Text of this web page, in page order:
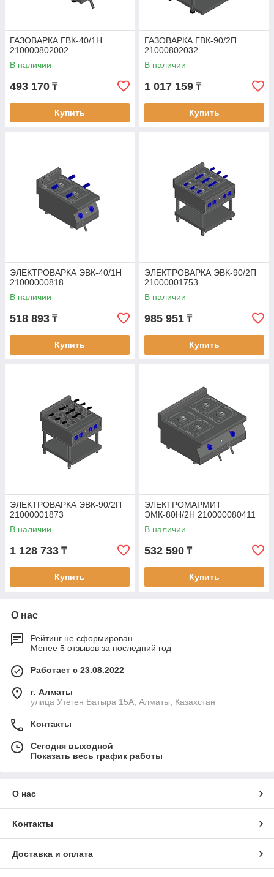
ГАЗОВАРКА ГВК-40/1Н
210000802002
В наличии
493 170 ₸
Купить
ГАЗОВАРКА ГВК-90/2П
21000802032
В наличии
1 017 159 ₸
Купить
ЭЛЕКТРОВАРКА ЭВК-40/1Н
21000000818
В наличии
518 893 ₸
Купить
ЭЛЕКТРОВАРКА ЭВК-90/2П
21000001753
В наличии
985 951 ₸
Купить
ЭЛЕКТРОВАРКА ЭВК-90/2П
21000001873
В наличии
1 128 733 ₸
Купить
ЭЛЕКТРОМАРМИТ
ЭМК-80Н/2Н 210000080411
В наличии
532 590 ₸
Купить
О нас
Рейтинг не сформирован
Менее 5 отзывов за последний год
Работает с 23.08.2022
г. Алматы
улица Утеген Батыра 15А, Алматы, Казахстан
Контакты
Сегодня выходной
Показать весь график работы
О нас
Контакты
Доставка и оплата